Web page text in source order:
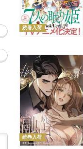
続巻入荷
続巻入荷